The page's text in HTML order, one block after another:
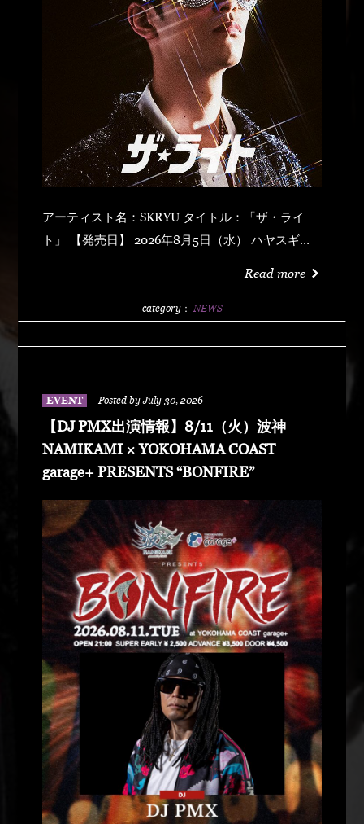
アーティスト名：SKRYU タイトル：「ザ・ライ
ト」 【発売日】 2026年8月5日（水） ハヤスギテ
リング (prod by DJ PMX) マッパ・ノ・オウサマ
Read more
category： NEWS
EVENT Posted by July 30, 2026
【DJ PMX出演情報】8/11（火）波神
NAMIKAMI × YOKOHAMA COAST
garage+ PRESENTS “BONFIRE”